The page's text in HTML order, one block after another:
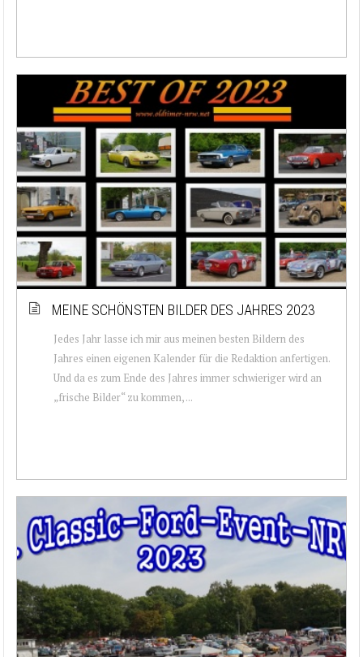
MEINE SCHÖNSTEN BILDER DES JAHRES 2023
Jedes Jahr lasse ich mir aus meinen besten Bildern des
Jahres einen eigenen Kalender für die Redaktion anfertigen.
Und da es zum Ende des Jahres immer schwieriger wird an
„frische Bilder“ zu kommen, ...